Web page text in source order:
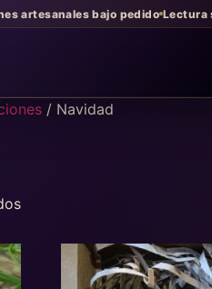
artesanales bajo pedido Lectura
/ Navidad